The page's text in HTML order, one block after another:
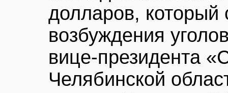
долларов, который
возбуждения
вице-президента
Челябинской